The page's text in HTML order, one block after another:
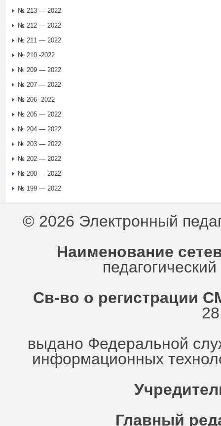
№ 213 — 2022
№ 212 — 2022
№ 211 — 2022
№ 210 -2022
№ 209 — 2022
№ 207 — 2022
№ 206 -2022
№ 205 — 2022
№ 204 — 2022
№ 203 — 2022
№ 202 — 2022
№ 200 — 2022
№ 199 — 2022
© 2026 Электронный
Наименование
Св-во о регистрации
выдано Федеральной
информационных
Главный